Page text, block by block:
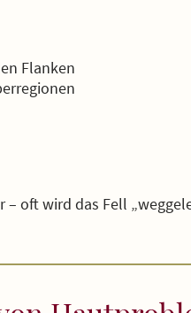
Flanken
oft wird das Fell